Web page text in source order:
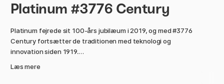
Platinum #3776 Century
Platinum fejrede sit 100-års jubilæum i 2019, og med #3776
Century fortsætter de traditionen med teknologi og
innovation siden 1919.
Læs mere